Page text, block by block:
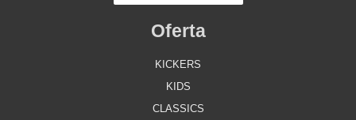
Oferta
KICKERS
KIDS
CLASSICS